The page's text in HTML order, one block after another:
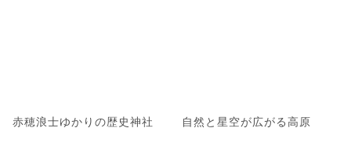
赤穂浪士ゆかりの歴史神社 自然と星空が広がる高原